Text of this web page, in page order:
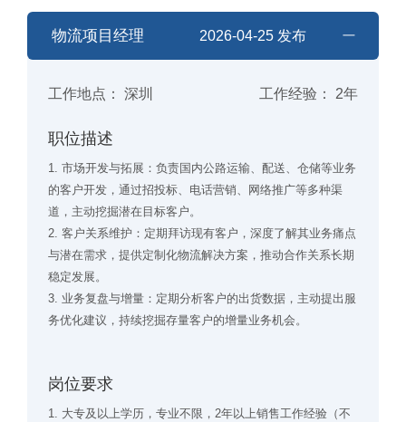
物流项目经理 2026-04-25 发布
工作地点： 深圳 工作经验： 2年
职位描述
1. 市场开发与拓展：负责国内公路运输、配送、仓储等业务
的客户开发，通过招投标、电话营销、网络推广等多种渠
道，主动挖掘潜在目标客户。
2. 客户关系维护：定期拜访现有客户，深度了解其业务痛点
与潜在需求，提供定制化物流解决方案，推动合作关系长期
稳定发展。
3. 业务复盘与增量：定期分析客户的出货数据，主动提出服
务优化建议，持续挖掘存量客户的增量业务机会。
岗位要求
1. 大专及以上学历，专业不限，2年以上销售工作经验（不